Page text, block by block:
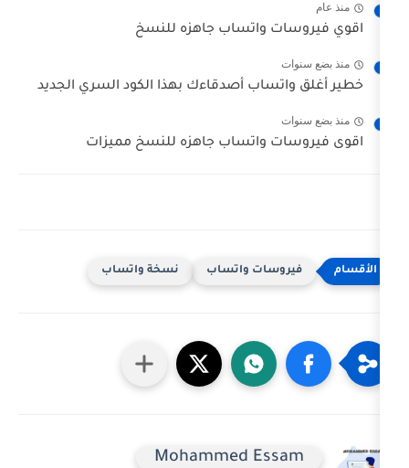
واتساب جاهزه للنسخ
أصدقاءك بهذا الكود السري الجديد
واتساب جاهزه للنسخ مميزات
واتساب نسخة واتساب
Mohammed